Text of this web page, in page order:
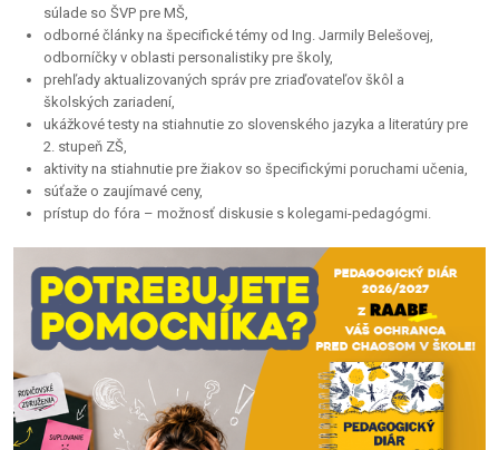
súlade so ŠVP pre MŠ,
odborné články na špecifické témy od Ing. Jarmily Belešovej,
odborníčky v oblasti personalistiky pre školy,
prehľady aktualizovaných správ pre zriaďovateľov škôl a
školských zariadení,
ukážkové testy na stiahnutie zo slovenského jazyka a literatúry pre
2. stupeň ZŠ,
aktivity na stiahnutie pre žiakov so špecifickými poruchami učenia,
súťaže o zaujímavé ceny,
prístup do fóra – možnosť diskusie s kolegami-pedagógmi.